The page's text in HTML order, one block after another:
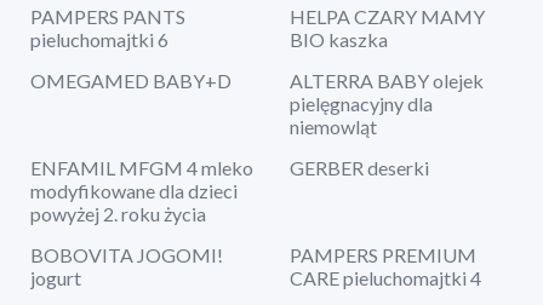
PAMPERS PANTS
pieluchomajtki 6
HELPA CZARY MAMY
BIO kaszka
OMEGAMED BABY+D
ALTERRA BABY olejek
pielęgnacyjny dla
niemowląt
ENFAMIL MFGM 4 mleko
modyfikowane dla dzieci
powyżej 2. roku życia
GERBER deserki
BOBOVITA JOGOMI!
jogurt
PAMPERS PREMIUM
CARE pieluchomajtki 4